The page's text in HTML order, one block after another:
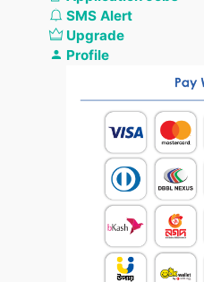
SMS Alert
Upgrade
Profile